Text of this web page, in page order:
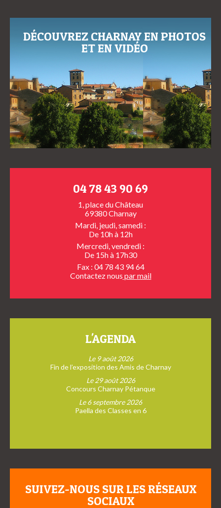
DÉCOUVREZ CHARNAY EN PHOTOS
ET EN VIDÉO
04 78 43 90 69
1, place du Château
69380 Charnay
Mardi, jeudi, samedi :
De 10h à 12h
Mercredi, vendredi :
De 15h à 17h30
Fax : 04 78 43 94 64
Contactez nous par mail
L'AGENDA
Le 9 août 2026
Fin de l’exposition des Amis de Charnay
Le 29 août 2026
Concours Charnay Pétanque
Le 6 septembre 2026
Paella des Classes en 6
SUIVEZ-NOUS SUR LES RÉSEAUX
SOCIAUX